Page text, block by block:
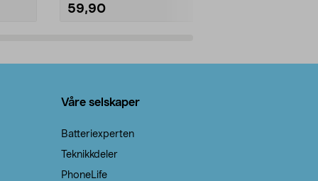
59,90
Våre selskaper
Batteriexperten
Teknikkdeler
PhoneLife